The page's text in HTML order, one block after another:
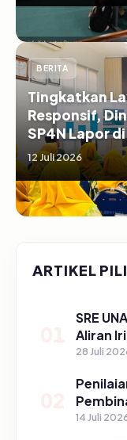
BERITA
Tingkatkan
Responsif,
SP4N Lapor
serta SD/
12 Juli 2026
ARTIKEL
SRE
Aliran
28 Juli
14 Juli